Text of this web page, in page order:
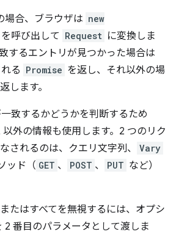
場合、ブラウザは new
を呼び出して Request に変換しま
するエントリが見つかった場合は
る Promise を返し、それ以外の場
します。
致するかどうかを判断するため
以外の情報も使用します。2 つのリク
されるのは、クエリ文字列、
Vary
ッド（ GET 、 POST 、 PUT など）
たはすべてを無視するには、オプシ
2 番目のパラメータとして渡しま